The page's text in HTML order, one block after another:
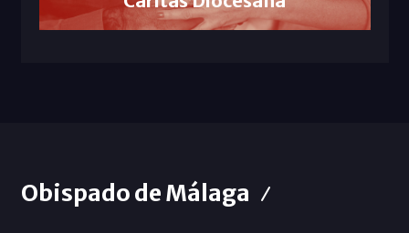
Obispado de Málaga